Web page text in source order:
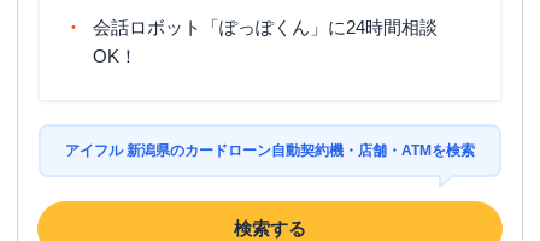
会話ロボット「ぽっぽくん」に24時間相談
OK！
アイフル 新潟県のカードローン自動契約機・店舗・ATMを検索
検索する